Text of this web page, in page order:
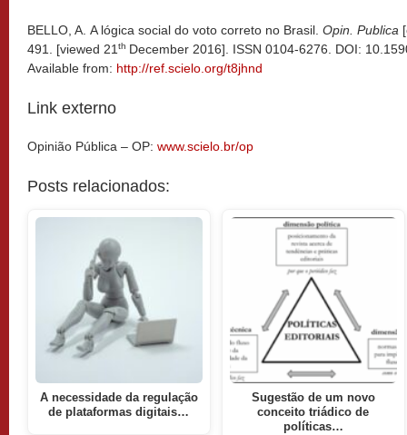
BELLO, A. A lógica social do voto correto no Brasil. Opin. Publica
491. [viewed 21 th December 2016]. ISSN 0104-6276. DOI:
Available from: http://ref.scielo.org/t8jhnd
Link externo
Opinião Pública – OP: www.scielo.br/op
Posts relacionados:
A necessidade da regulação
de plataformas digitais…
Sugestão de um novo
conceito triádico de
políticas…